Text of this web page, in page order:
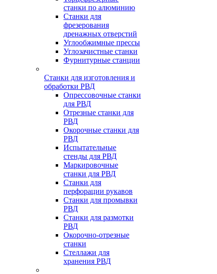
станки по алюминию
Станки для
фрезерования
дренажных отверстий
Углообжимные прессы
Углозачистные станки
Фурнитурные станции
Станки для изготовления и
обработки РВД
Опрессовочные станки
для РВД
Отрезные станки для
РВД
Окорочные станки для
РВД
Испытательные
стенды для РВД
Маркировочные
станки для РВД
Станки для
перфорации рукавов
Станки для промывки
РВД
Станки для размотки
РВД
Окорочно-отрезные
станки
Стеллажи для
хранения РВД